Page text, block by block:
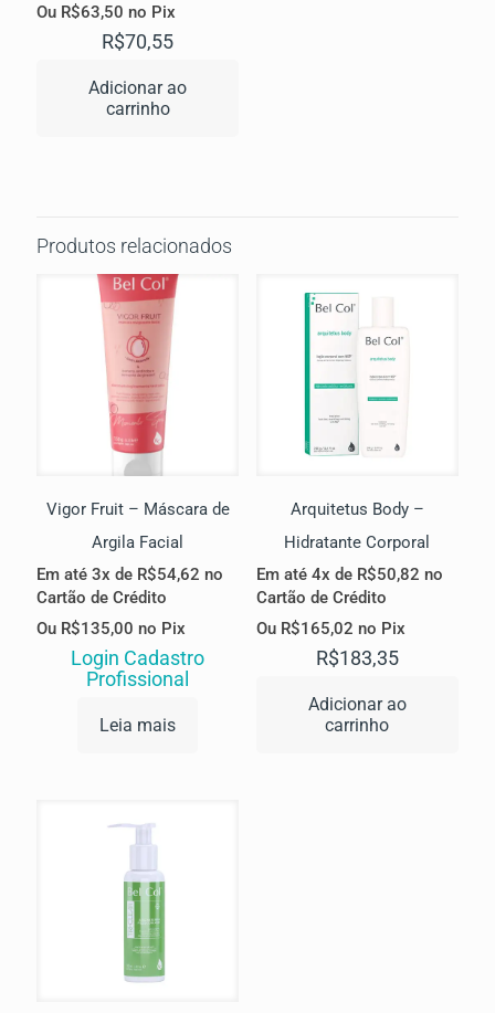
Ou R$63,50 no Pix
R$70,55
Adicionar ao
carrinho
Produtos relacionados
Vigor Fruit – Máscara de
Argila Facial
Em até 3x de R$54,62 no
Cartão de Crédito
Ou R$135,00 no Pix
Login Cadastro
Profissional
Leia mais
Arquitetus Body –
Hidratante Corporal
Em até 4x de R$50,82 no
Cartão de Crédito
Ou R$165,02 no Pix
R$183,35
Adicionar ao
carrinho